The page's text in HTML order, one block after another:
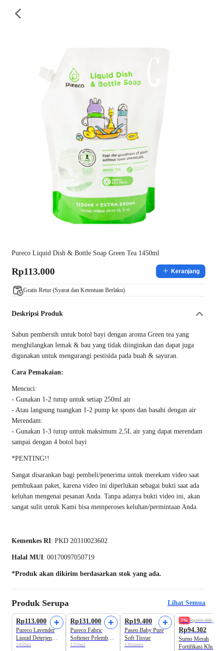
Pureco Liquid Dish & Bottle Soap Green Tea 1450ml
Rp113.000 Keranjang
Gratis Retur (Syarat dan Ketentuan Berlaku)
Deskripsi Produk
Sabun pembersih untuk botol bayi dengan aroma Green tea yang
menghilangkan lemak & bau yang tidak diinginkan dan dapat juga
digunakan untuk mengurangi pestisida pada buah & sayuran.
Cara Pemakaian:
Mencuci:
- Gunakan 1-2 tutup untuk setiap 250ml air
- Atau langsung tuangkan 1-2 pump ke spons dan basahi dengan air
Merendam:
- Gunakan 1-3 tutup untuk maksimum 2,5L air yang dapat merendam
sampai dengan 4 botol bayi
*PENTING!!
Sangat disarankan bagi pembeli/penerima untuk merekam video saat
pembukaan paket, karena video ini diperlukan sebagai bukti saat ada
keluhan mengenai pesanan Anda. Tanpa adanya bukti video ini, akan
sangat sulit untuk Kami bisa memperoses keluhan/permintaan Anda.
Kemenkes RI: PKD 20310023602
Halal MUI: 00170097050719
*Produk akan dikirim berdasarkan stok yang ada.
Produk Serupa Lihat Semua
Rp113.000
Pureco Lavender
Liquid Deterjen
Bayi
1450ml
Rp131.000
Pureco Fabric
Softener Pelembut
Pakaian Refill Extra
1250ml
Rp19.400
Paseo Baby Pure
Soft Tissue
130sheets
7% Rp101.400
Rp94.302
Sumo Merah
Fortifikasi